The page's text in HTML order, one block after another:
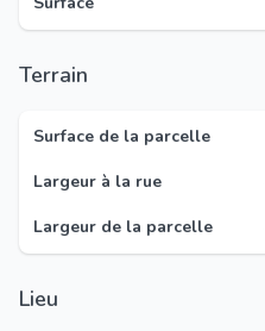
Terrain
Surface de la parcelle
Largeur à la rue
Largeur de la parcelle
Lieu